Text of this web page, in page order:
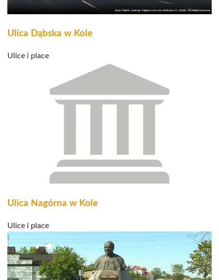
Ulica Dąbska w Kole
Ulice i place
Ulica Nagórna w Kole
Ulice i place